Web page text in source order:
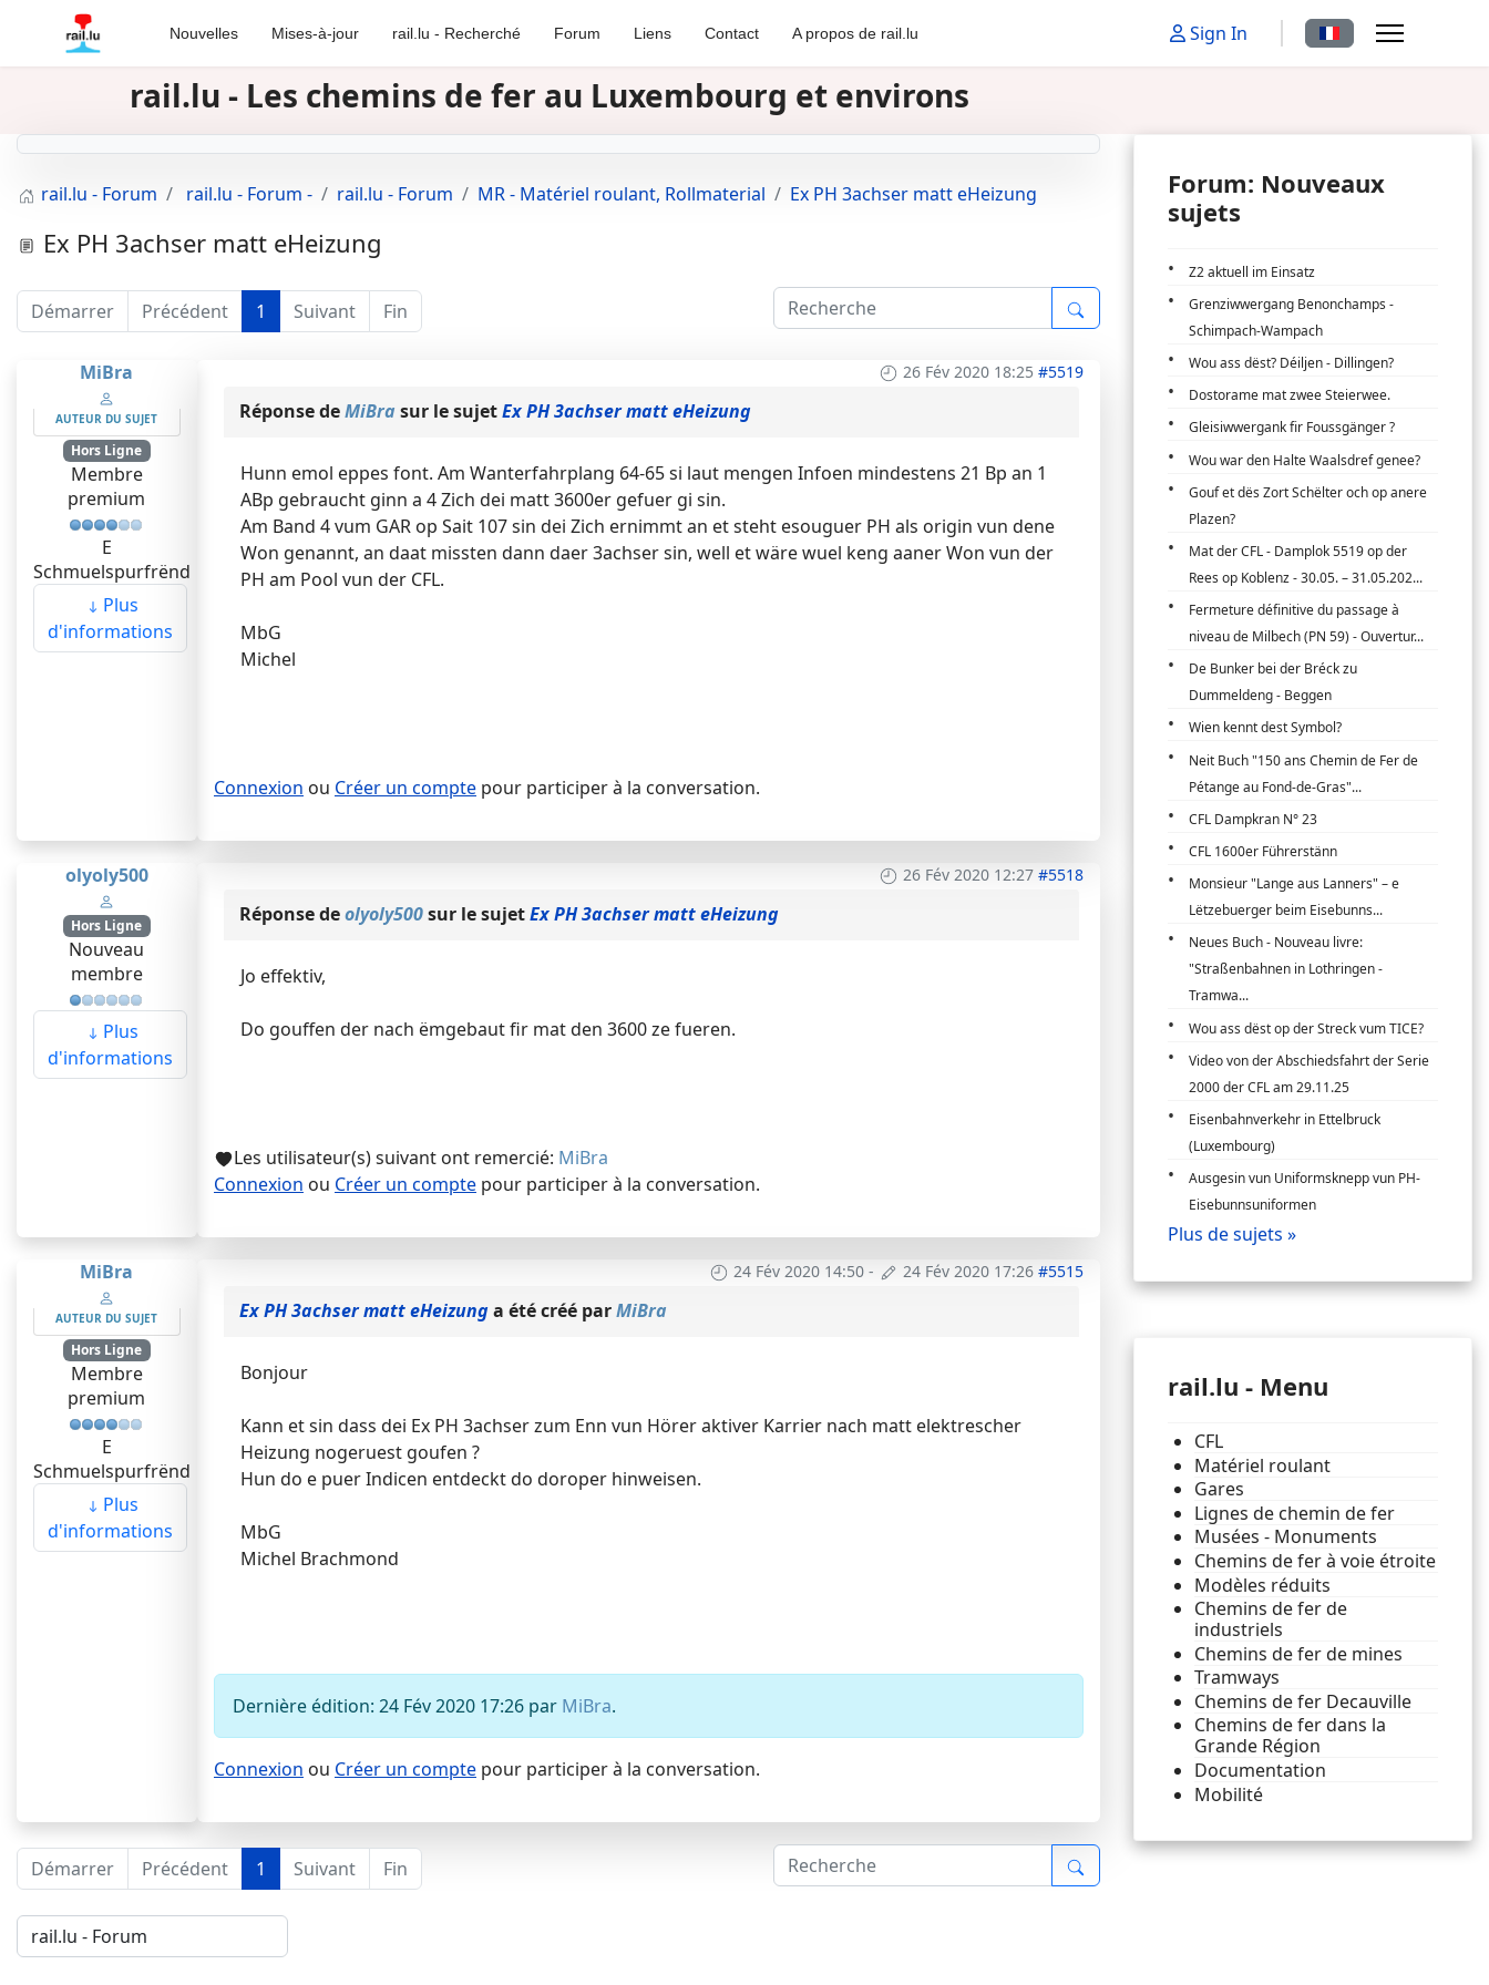
Nouvelles Mises-à-jour rail.lu - Recherché Forum Liens Contact A propos de rail.lu Sign In Sélectionnez votre
rail.lu - Les chemins de fer au Luxembourg et environs
rail.lu - Forum rail.lu - Forum - rail.lu - Forum MR - Matériel roulant, Rollmaterial Ex PH 3achser matt eHeizung
Ex PH 3achser matt eHeizung
Démarrer Précédent 1 Suivant Fin
MiBra
AUTEUR DU SUJET
Hors Ligne
Membre
premium
E
Schmuelspurfrënd
Plus
d'informations
26 Fév 2020 18:25 #5519
Réponse deMiBra sur le sujetEx PH 3achser matt eHeizung
Hunn emol eppes font. Am Wanterfahrplang 64-65 si laut mengen Infoen mindestens 21 Bp an 1
ABp gebraucht ginn a 4 Zich dei matt 3600er gefuer gi sin.
Am Band 4 vum GAR op Sait 107 sin dei Zich ernimmt an et steht esouguer PH als origin vun dene
Won genannt, an daat missten dann daer 3achser sin, well et wäre wuel keng aaner Won vun der
PH am Pool vun der CFL.
MbG
Michel
Connexion ou Créer un comptepour participer à la conversation.
olyoly500
Hors Ligne
Nouveau
membre
Plus
d'informations
26 Fév 2020 12:27 #5518
Réponse deolyoly500sur le sujetEx PH 3achser matt eHeizung
Jo effektiv,
Do gouffen der nach ëmgebaut fir mat den 3600 ze fueren.
Les utilisateur(s) suivant ont remercié: MiBra
Connexion ou Créer un comptepour participer à la conversation.
MiBra
AUTEUR DU SUJET
Hors Ligne
Membre
premium
E
Schmuelspurfrënd
Plus
d'informations
24 Fév 2020 14:50- 24 Fév 2020 17:26 #5515
Ex PH 3achser matt eHeizunga été créé parMiBra
Bonjour
Kann et sin dass dei Ex PH 3achser zum Enn vun Hörer aktiver Karrier nach matt elektrescher
Heizung nogeruest goufen ?
Hun do e puer Indicen entdeckt do doroper hinweisen.
MbG
Michel Brachmond
Dernière édition: 24 Fév 2020 17:26 par MiBra.
Connexion ou Créer un comptepour participer à la conversation.
Démarrer Précédent 1 Suivant Fin
Forum: Nouveaux
sujets
Z2 aktuell im Einsatz
Grenziwwergang Benonchamps -
Schimpach-Wampach
Wou ass dëst? Déiljen - Dillingen?
Dostorame mat zwee Steierwee.
Gleisiwwergank fir Foussgänger ?
Wou war den Halte Waalsdref genee?
Gouf et dës Zort Schëlter och op anere
Plazen?
Mat der CFL - Damplok 5519 op der
Rees op Koblenz - 30.05. – 31.05.202...
Fermeture définitive du passage à
niveau de Milbech (PN 59) - Ouvertur...
De Bunker bei der Bréck zu
Dummeldeng - Beggen
Wien kennt dest Symbol?
Neit Buch "150 ans Chemin de Fer de
Pétange au Fond-de-Gras"...
CFL Dampkran N° 23
CFL 1600er Führerstänn
Monsieur "Lange aus Lanners" – e
Lëtzebuerger beim Eisebunns...
Neues Buch - Nouveau livre:
"Straßenbahnen in Lothringen -
Tramwa...
Wou ass dëst op der Streck vum TICE?
Video von der Abschiedsfahrt der Serie
2000 der CFL am 29.11.25
Eisenbahnverkehr in Ettelbruck
(Luxembourg)
Ausgesin vun Uniformsknepp vun PH-
Eisebunnsuniformen
Plus de sujets »
rail.lu - Menu
CFL
Matériel roulant
Gares
Lignes de chemin de fer
Musées - Monuments
Chemins de fer à voie étroite
Modèles réduits
Chemins de fer de
industriels
Chemins de fer de mines
Tramways
Chemins de fer Decauville
Chemins de fer dans la
Grande Région
Documentation
Mobilité